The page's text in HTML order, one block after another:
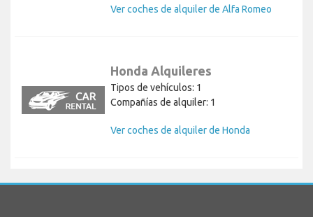
Ver coches de alquiler de Alfa Romeo
Honda Alquileres
Tipos de vehículos: 1
Compañías de alquiler: 1
Ver coches de alquiler de Honda